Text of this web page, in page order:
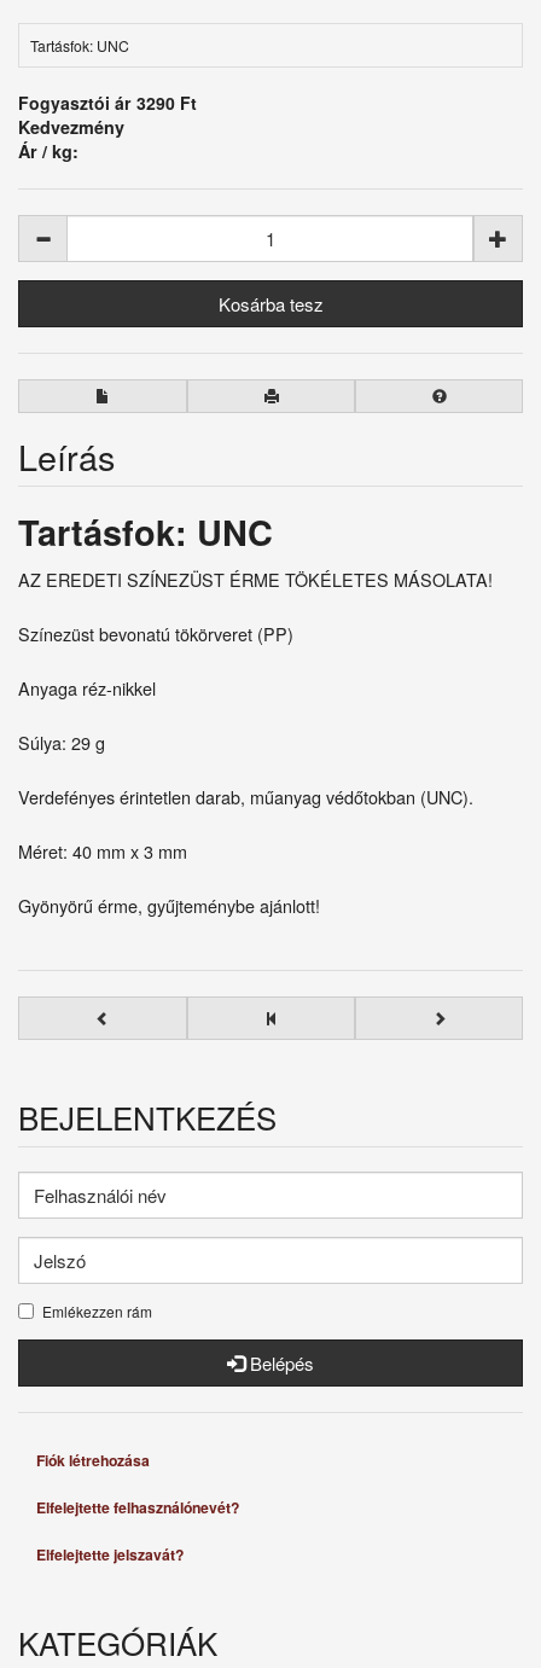
Tartásfok: UNC
Fogyasztói ár 3290 Ft
Kedvezmény
Ár / kg:
Leírás
Tartásfok: UNC
AZ EREDETI SZÍNEZÜST ÉRME TÖKÉLETES MÁSOLATA!
Színezüst bevonatú tökörveret (PP)
Anyaga réz-nikkel
Súlya: 29 g
Verdefényes érintetlen darab, műanyag védőtokban (UNC).
Méret: 40 mm x 3 mm
Gyönyörű érme, gyűjteménybe ajánlott!
BEJELENTKEZÉS
Emlékezzen rám
Belépés
Fiók létrehozása
Elfelejtette felhasználónevét?
Elfelejtette jelszavát?
KATEGÓRIÁK